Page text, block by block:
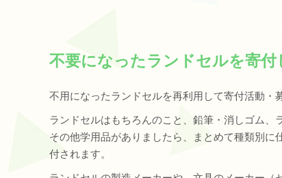
不要になったランドセルを寄付
不用になったランドセルを再利用して寄付活動・
ランドセルはもちろんのこと、鉛筆・消しゴム、
その他学用品がありましたら、まとめて種類別
付されます。